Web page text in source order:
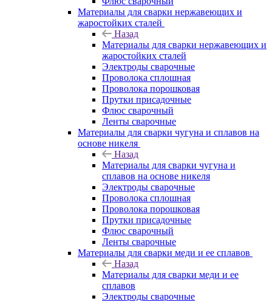
Материалы для сварки нержавеющих и
жаростойких сталей
Назад
Материалы для сварки нержавеющих и
жаростойких сталей
Электроды сварочные
Проволока сплошная
Проволока порошковая
Прутки присадочные
Флюс сварочный
Ленты сварочные
Материалы для сварки чугуна и сплавов на
основе никеля
Назад
Материалы для сварки чугуна и
сплавов на основе никеля
Электроды сварочные
Проволока сплошная
Проволока порошковая
Прутки присадочные
Флюс сварочный
Ленты сварочные
Материалы для сварки меди и ее сплавов
Назад
Материалы для сварки меди и ее
сплавов
Электроды сварочные